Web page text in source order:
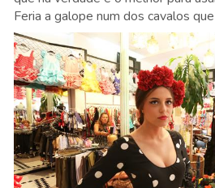
Feria a galope num dos cavalos